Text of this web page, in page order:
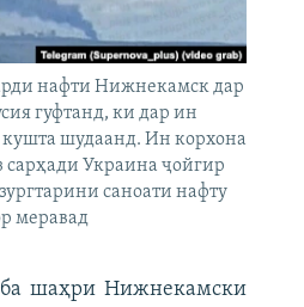
нафти Нижнекамск дар
гуфтанд, ки дар ин
кушта шудаанд. Ин корхона
сарҳади Украина ҷойгир
саноати нафту
меравад
шаҳри Нижнекамски